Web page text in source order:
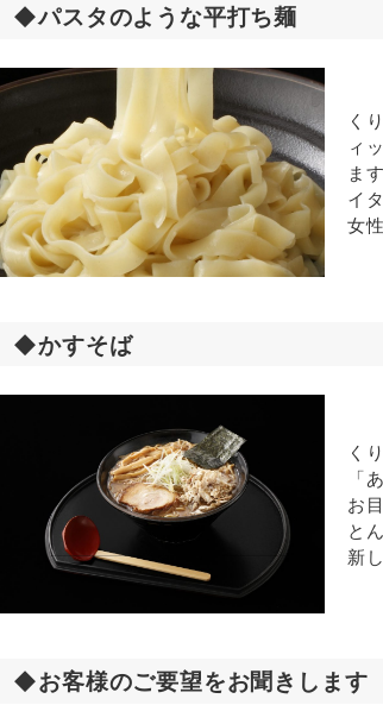
◆パスタのような平打ち麺
く
ィ
ます
イ
女
◆かすそば
く
「
お
と
新
◆お客様のご要望をお聞きします